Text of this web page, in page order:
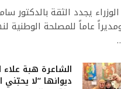
يجدد الثقة بالدكتور
عاماً للمصلحة الوطنية
الشاعرة هبة علاء
ديوانها “لا